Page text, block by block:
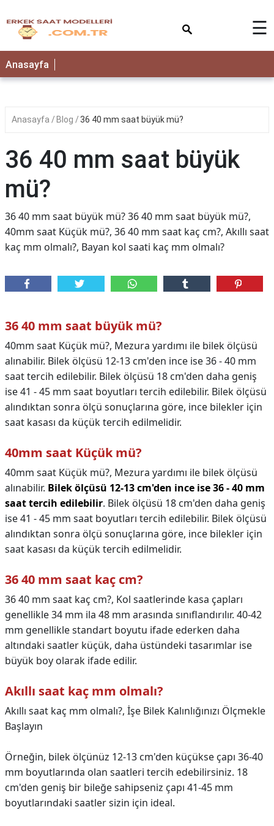
☰
Anasayfa
Anasayfa Blog 36 40 mm saat büyük mü?
36 40 mm saat büyük
mü?
36 40 mm saat büyük mü? 36 40 mm saat büyük mü?,
40mm saat Küçük mü?, 36 40 mm saat kaç cm?, Akıllı saat
kaç mm olmalı?, Bayan kol saati kaç mm olmalı?
36 40 mm saat büyük mü?
40mm saat Küçük mü?, Mezura yardımı ile bilek ölçüsü
alınabilir. Bilek ölçüsü 12-13 cm'den ince ise 36 - 40 mm
saat tercih edilebilir. Bilek ölçüsü 18 cm'den daha geniş
ise 41 - 45 mm saat boyutları tercih edilebilir. Bilek ölçüsü
alındıktan sonra ölçü sonuçlarına göre, ince bilekler için
saat kasası da küçük tercih edilmelidir.
40mm saat Küçük mü?
40mm saat Küçük mü?, Mezura yardımı ile bilek ölçüsü
alınabilir. Bilek ölçüsü 12-13 cm'den ince ise 36 - 40 mm
saat tercih edilebilir. Bilek ölçüsü 18 cm'den daha geniş
ise 41 - 45 mm saat boyutları tercih edilebilir. Bilek ölçüsü
alındıktan sonra ölçü sonuçlarına göre, ince bilekler için
saat kasası da küçük tercih edilmelidir.
36 40 mm saat kaç cm?
36 40 mm saat kaç cm?, Kol saatlerinde kasa çapları
genellikle 34 mm ila 48 mm arasında sınıflandırılır. 40-42
mm genellikle standart boyutu ifade ederken daha
altındaki saatler küçük, daha üstündeki tasarımlar ise
büyük boy olarak ifade edilir.
Akıllı saat kaç mm olmalı?
Akıllı saat kaç mm olmalı?, İşe Bilek Kalınlığınızı Ölçmekle
Başlayın
Örneğin, bilek ölçünüz 12-13 cm'den küçükse çapı 36-40
mm boyutlarında olan saatleri tercih edebilirsiniz. 18
cm'den geniş bir bileğe sahipseniz çapı 41-45 mm
boyutlarındaki saatler sizin için ideal.